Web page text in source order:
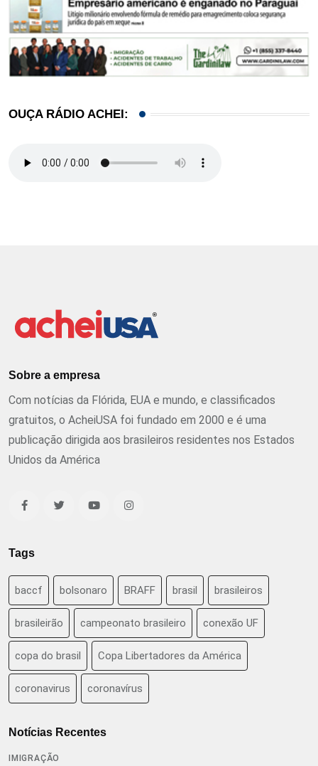
OUÇA RÁDIO ACHEI:
Sobre a empresa
Com notícias da Flórida, EUA e mundo, e classificados
gratuitos, o AcheiUSA foi fundado em 2000 e é uma
publicação dirigida aos brasileiros residentes nos Estados
Unidos da América
Tags
baccf bolsonaro BRAFF brasil brasileiros
brasileirão campeonato brasileiro conexão UF
copa do brasil Copa Libertadores da América
coronavirus coronavírus
Notícias Recentes
IMIGRAÇÃO